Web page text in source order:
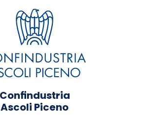
Confindustria
Ascoli Piceno